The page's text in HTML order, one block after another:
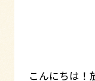
こんにちは！